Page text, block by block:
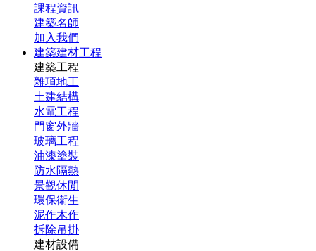
課程資訊
建築名師
加入我們
建築建材工程
建築工程
雜項地工
土建結構
水電工程
門窗外牆
玻璃工程
油漆塗裝
防水隔熱
景觀休閒
環保衛生
泥作木作
拆除吊掛
建材設備